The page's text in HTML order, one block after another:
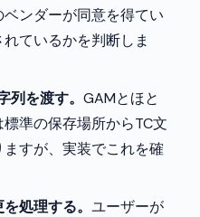
ンダーが同意を得てい
ているかを判断しま
を渡す。 GAMとほと
準の保存場所からTC文
すが、実装でこれを確
処理する。 ユーザーが